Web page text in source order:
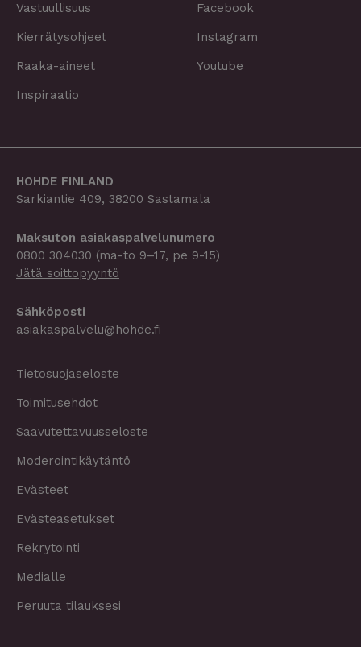
Vastuullisuus
Kierrätysohjeet
Raaka-aineet
Inspiraatio
Facebook
Instagram
Youtube
HOHDE FINLAND
Sarkiantie 409, 38200 Sastamala
Maksuton asiakaspalvelu­­numero
0800 304030 (ma-to 9–17, pe 9-15)
Jätä soittopyyntö
Sähköposti
asiakaspalvelu@hohde.fi
Tietosuojaseloste
Toimitusehdot
Saavutettavuusseloste
Moderointikäytäntö
Evästeet
Evästeasetukset
Rekrytointi
Medialle
Peruuta tilauksesi